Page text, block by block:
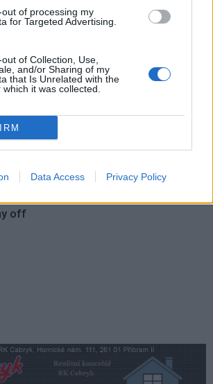
of processing my
for Targeted Advertising.
of Collection, Use,
and/or Sharing of my
that Is Unrelated with the
it was collected.
Data Access Privacy Policy
bude bojovat přes šedesát
Rosenbaum potřeboval změnit
Teď bude naším soupeřem,
jeho otec
Rosenbaum bilancuje sezonu
off